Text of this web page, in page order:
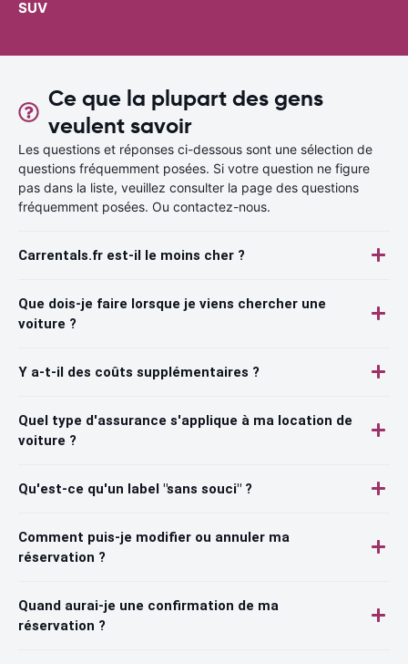
SUV
Ce que la plupart des gens
veulent savoir
Les questions et réponses ci-dessous sont une sélection de
questions fréquemment posées. Si votre question ne figure
pas dans la liste, veuillez consulter la page des questions
fréquemment posées. Ou contactez-nous.
Carrentals.fr est-il le moins cher ?
Que dois-je faire lorsque je viens chercher une
voiture ?
Y a-t-il des coûts supplémentaires ?
Quel type d'assurance s'applique à ma location de
voiture ?
Qu'est-ce qu'un label "sans souci" ?
Comment puis-je modifier ou annuler ma
réservation ?
Quand aurai-je une confirmation de ma
réservation ?